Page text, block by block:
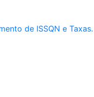
de ISSQN e Taxas.